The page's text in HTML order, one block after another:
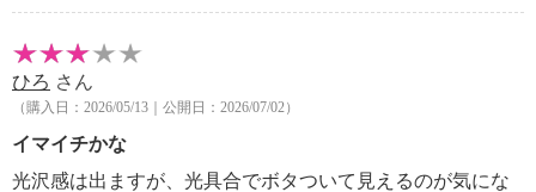
ひろ さん
（購入日：2026/05/13｜公開日：2026/07/02）
イマイチかな
光沢感は出ますが、光具合でボタついて見えるのが気にな